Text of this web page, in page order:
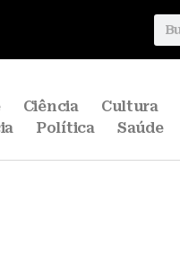
Ciência Cultura
Política Saúde